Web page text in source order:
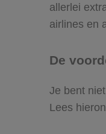
allerlei
airlines en
De
Je bent
Lees